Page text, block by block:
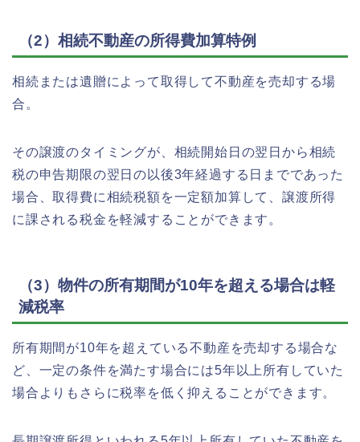
（2）相続不動産の所得費加算特例
相続または遺贈によって取得して不動産を売却する場
合。
その譲渡のタイミングが、相続開始日の翌日から相続
税の申告期限の翌日の以後3年経過する日までであった
場合、取得費に相続税額を一定額加算して、譲渡所得
に課される税金を軽減することができます。
（3）物件の所有期間が10年を超える場合は軽
減税率
所有期間が10年を超えている不動産を売却する場合な
ど、一定の条件を満たす場合には5年以上所有していた
場合よりもさらに税率を低く抑えることができます。